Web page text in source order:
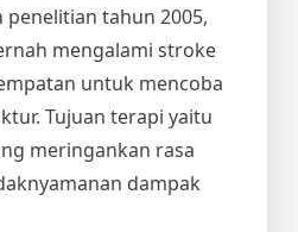
penelitian tahun 2005,
mengalami stroke
untuk mencoba
Tujuan terapi yaitu
meringankan rasa
dampak